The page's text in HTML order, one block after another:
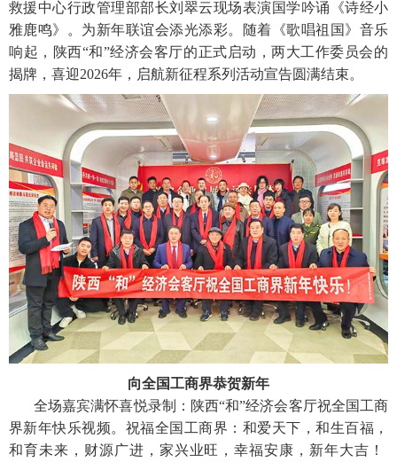
救援中心行政管理部部长刘翠云现场表演国学吟诵《诗经小
雅鹿鸣》。为新年联谊会添光添彩。随着《歌唱祖国》音乐
响起，陕西“和”经济会客厅的正式启动，两大工作委员会的
揭牌，喜迎2026年，启航新征程系列活动宣告圆满结束。
向全国工商界恭贺新年
全场嘉宾满怀喜悦录制：陕西“和”经济会客厅祝全国工商
界新年快乐视频。祝福全国工商界：和爱天下，和生百福，
和育未来，财源广进，家兴业旺，幸福安康，新年大吉！